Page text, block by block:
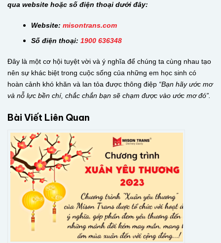
qua website hoặc số điện thoại dưới đây:
Website: misontrans.com
Số điện thoại: 1900 636348
Đây là một cơ hội tuyệt vời và ý nghĩa để chúng ta cùng nhau tạo
nên sự khác biệt trong cuộc sống của những em học sinh có
hoàn cảnh khó khăn và lan tỏa được thông điệp “Bạn hãy ước mơ
và nỗ lực bền chí, chắc chắn bạn sẽ chạm được vào ước mơ đó”.
Bài Viết Liên Quan